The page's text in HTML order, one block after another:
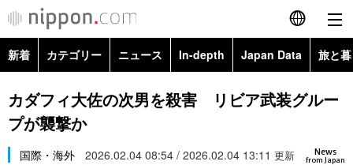
English
简体字
カテゴリー
新着 カテゴリー ニュース In-depth Japan Data 旅と
政治・外交
経済・ビジネス
Topics
カダフィ大佐の次男を殺害 リビア武装グルー
プが襲撃か
News
from Japan
国際・海外 2026.02.04 08:54 / 2026.02.04 13:11 更新